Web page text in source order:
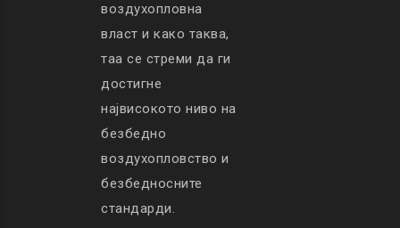
воздухопловна
власт и како таква,
таа се стреми да ги
достигне
највисокото ниво на
безбедно
воздухопловство и
безбедносните
стандарди.